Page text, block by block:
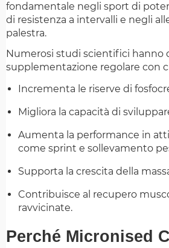
fondamentale negli sport di
di resistenza a intervalli e negli
palestra.
Numerosi studi scientifici hanno
supplementazione regolare con
Incrementa le riserve di
Migliora la capacità di
Aumenta la performance in
come sprint e sollevamento
Supporta la crescita della
Contribuisce al recupero
ravvicinate.
Perché Micronised